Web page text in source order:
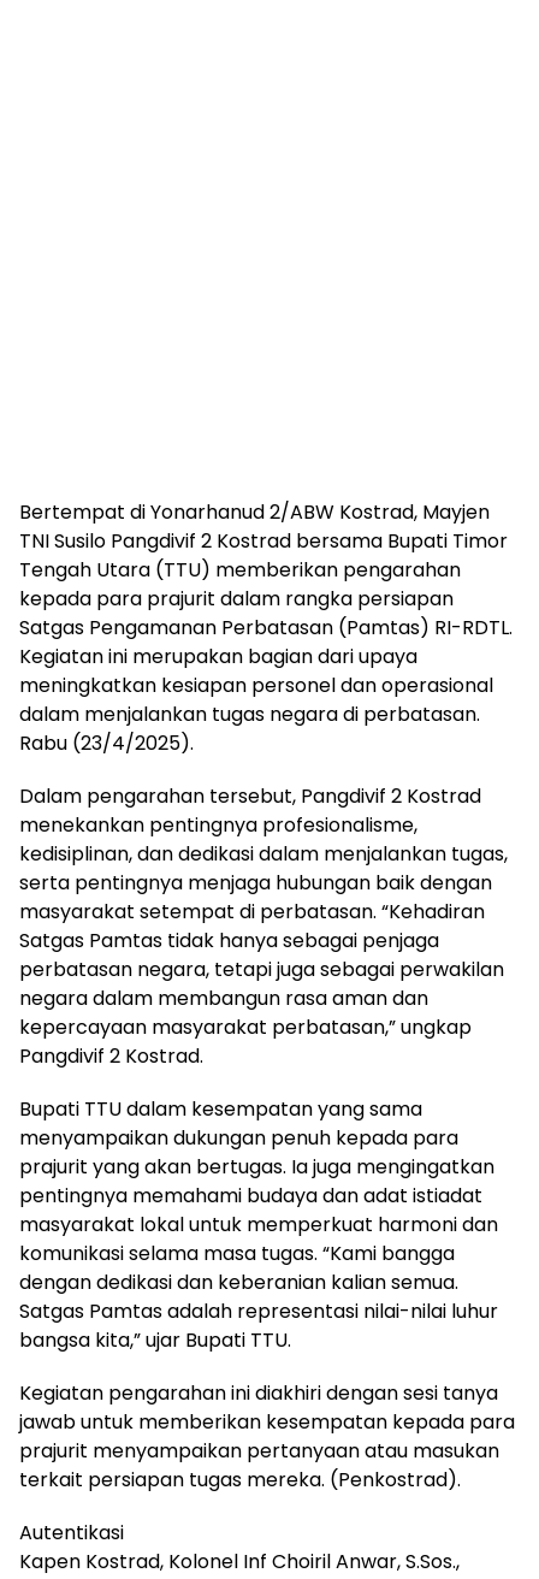
Bertempat di Yonarhanud 2/ABW Kostrad, Mayjen
TNI Susilo Pangdivif 2 Kostrad bersama Bupati Timor
Tengah Utara (TTU) memberikan pengarahan
kepada para prajurit dalam rangka persiapan
Satgas Pengamanan Perbatasan (Pamtas) RI-RDTL.
Kegiatan ini merupakan bagian dari upaya
meningkatkan kesiapan personel dan operasional
dalam menjalankan tugas negara di perbatasan.
Rabu (23/4/2025).
Dalam pengarahan tersebut, Pangdivif 2 Kostrad
menekankan pentingnya profesionalisme,
kedisiplinan, dan dedikasi dalam menjalankan tugas,
serta pentingnya menjaga hubungan baik dengan
masyarakat setempat di perbatasan. “Kehadiran
Satgas Pamtas tidak hanya sebagai penjaga
perbatasan negara, tetapi juga sebagai perwakilan
negara dalam membangun rasa aman dan
kepercayaan masyarakat perbatasan,” ungkap
Pangdivif 2 Kostrad.
Bupati TTU dalam kesempatan yang sama
menyampaikan dukungan penuh kepada para
prajurit yang akan bertugas. Ia juga mengingatkan
pentingnya memahami budaya dan adat istiadat
masyarakat lokal untuk memperkuat harmoni dan
komunikasi selama masa tugas. “Kami bangga
dengan dedikasi dan keberanian kalian semua.
Satgas Pamtas adalah representasi nilai-nilai luhur
bangsa kita,” ujar Bupati TTU.
Kegiatan pengarahan ini diakhiri dengan sesi tanya
jawab untuk memberikan kesempatan kepada para
prajurit menyampaikan pertanyaan atau masukan
terkait persiapan tugas mereka. (Penkostrad).
Autentikasi
Kapen Kostrad, Kolonel Inf Choiril Anwar, S.Sos.,